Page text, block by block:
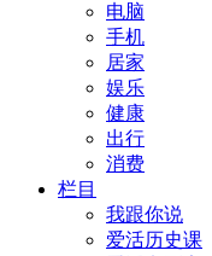
电脑
手机
居家
娱乐
健康
出行
消费
栏目
我跟你说
爱活历史课